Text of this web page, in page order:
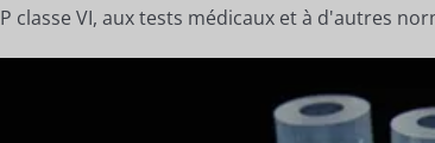
classe VI, aux tests médicaux et à d'autres